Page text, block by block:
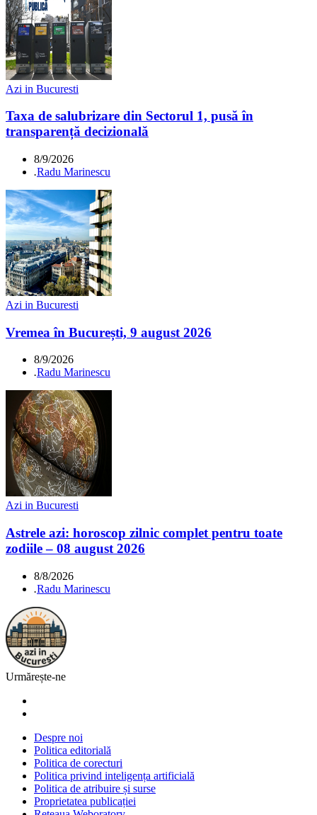
Azi in Bucuresti
Taxa de salubrizare din Sectorul 1, pusă în
transparență decizională
8/9/2026
.Radu Marinescu
Azi in Bucuresti
Vremea în București, 9 august 2026
8/9/2026
.Radu Marinescu
Azi in Bucuresti
Astrele azi: horoscop zilnic complet pentru toate
zodiile – 08 august 2026
8/8/2026
.Radu Marinescu
Urmărește-ne
Despre noi
Politica editorială
Politica de corecturi
Politica privind inteligența artificială
Politica de atribuire și surse
Proprietatea publicației